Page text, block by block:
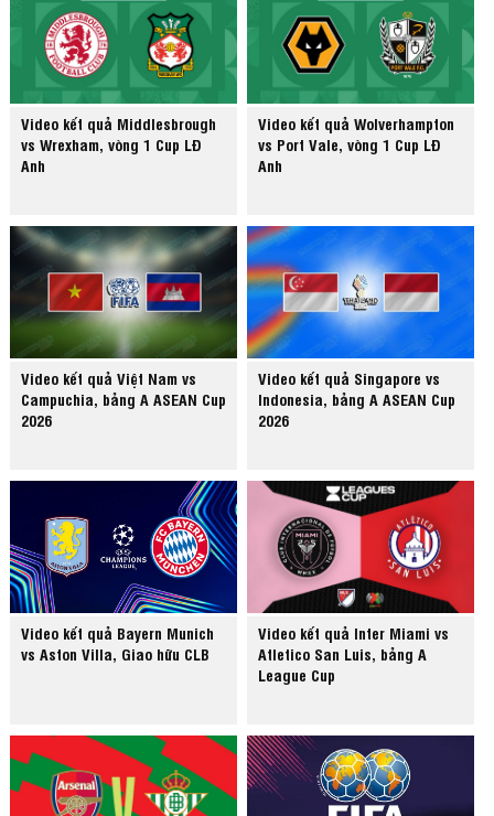
Video kết quả Middlesbrough
vs Wrexham, vòng 1 Cup LĐ
Anh
Video kết quả Wolverhampton
vs Port Vale, vòng 1 Cup LĐ
Anh
Video kết quả Việt Nam vs
Campuchia, bảng A ASEAN Cup
2026
Video kết quả Singapore vs
Indonesia, bảng A ASEAN Cup
2026
Video kết quả Bayern Munich
vs Aston Villa, Giao hữu CLB
Video kết quả Inter Miami vs
Atletico San Luis, bảng A
League Cup